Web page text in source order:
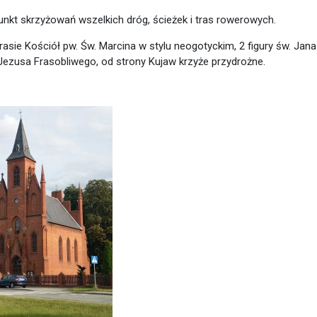
skrzyżowań wszelkich dróg, ścieżek i tras rowerowych.
Kościół pw. Św. Marcina w stylu neogotyckim, 2 figury św. Jana
Frasobliwego, od strony Kujaw krzyże przydrożne.